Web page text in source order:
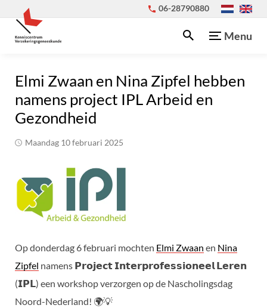
06-28790880
Menu
Elmi Zwaan en Nina Zipfel hebben
namens project IPL Arbeid en
Gezondheid
maandag 10 februari 2025
Op donderdag 6 februari mochten Elmi Zwaan en Nina
Zipfel namens 𝗣𝗿𝗼𝗷𝗲𝗰𝘁 𝗜𝗻𝘁𝗲𝗿𝗽𝗿𝗼𝗳𝗲𝘀𝘀𝗶𝗼𝗻𝗲𝗲𝗹 𝗟𝗲𝗿𝗲𝗻
(𝗜𝗣𝗟) een workshop verzorgen op de Nascholingsdag
Noord-Nederland! 🌍💡